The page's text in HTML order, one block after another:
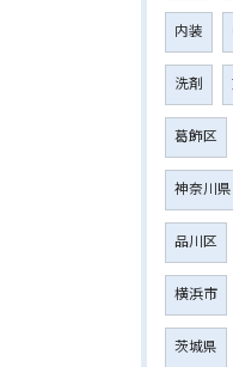
内装
洗剤
葛飾区
神奈川県
品川区
横浜市
茨城県